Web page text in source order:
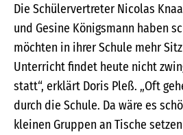
Die Schülervertreter Nicolas
und Gesine Königsmann haben
möchten in ihrer Schule mehr
Unterricht findet heute nicht
statt“, erklärt Doris Pleß. „Oft
durch die Schule. Da wäre es
kleinen Gruppen an Tische